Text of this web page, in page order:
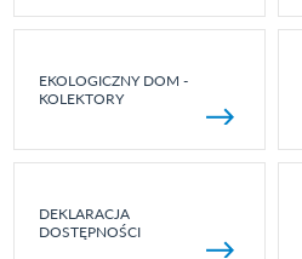
EKOLOGICZNY DOM -
KOLEKTORY
DEKLARACJA
DOSTĘPNOŚCI